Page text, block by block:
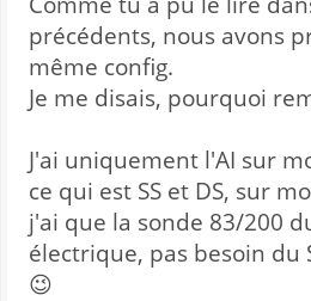
précédents, nous avons
même config.
Je me disais, pourquoi
J'ai uniquement l'AI sur
ce qui est SS et DS, sur
j'ai que la sonde 83/200
électrique, pas besoin du
😉